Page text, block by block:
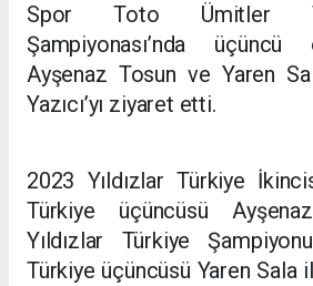
Spor Toto Ümitler
Şampiyonası’nda
Ayşenaz Tosun ve Yaren
Yazıcı’yı ziyaret etti.
2023 Yıldızlar Türkiye
Türkiye üçüncüsü
Yıldızlar Türkiye
Türkiye üçüncüsü Yaren Sala